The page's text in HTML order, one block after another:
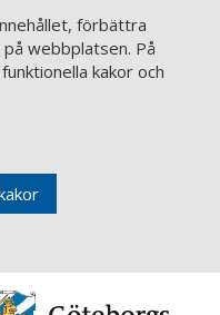
förbättra
webbplatsen. På
kakor och